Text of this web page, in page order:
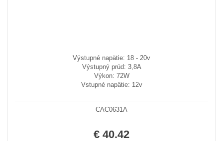
Výstupné napätie: 18 - 20v
Výstupný prúd: 3,8A
Výkon: 72W
Vstupné napätie: 12v
CAC0631A
€ 40.42